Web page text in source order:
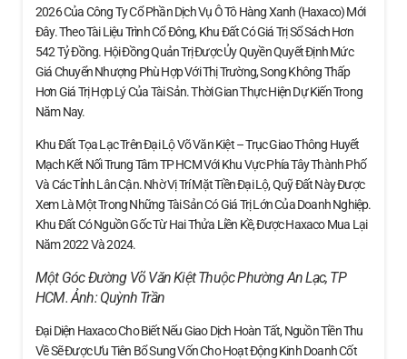
2026 Của Công Ty Cổ Phần Dịch Vụ Ô Tô Hàng Xanh (Haxaco) Mới
Đây. Theo Tài Liệu Trình Cổ Đông, Khu Đất Có Giá Trị Sổ Sách Hơn
542 Tỷ Đồng. Hội Đồng Quản Trị Được Ủy Quyền Quyết Định Mức
Giá Chuyển Nhượng Phù Hợp Với Thị Trường, Song Không Thấp
Hơn Giá Trị Hợp Lý Của Tài Sản. Thời Gian Thực Hiện Dự Kiến Trong
Năm Nay.
Khu Đất Tọa Lạc Trên Đại Lộ Võ Văn Kiệt – Trục Giao Thông Huyết
Mạch Kết Nối Trung Tâm TP HCM Với Khu Vực Phía Tây Thành Phố
Và Các Tỉnh Lân Cận. Nhờ Vị Trí Mặt Tiền Đại Lộ, Quỹ Đất Này Được
Xem Là Một Trong Những Tài Sản Có Giá Trị Lớn Của Doanh Nghiệp.
Khu Đất Có Nguồn Gốc Từ Hai Thửa Liền Kề, Được Haxaco Mua Lại
Năm 2022 Và 2024.
Một Góc Đường Võ Văn Kiệt Thuộc Phường An Lạc, TP
HCM. Ảnh:Quỳnh Trần
Đại Diện Haxaco Cho Biết Nếu Giao Dịch Hoàn Tất, Nguồn Tiền Thu
Về Sẽ Được Ưu Tiên Bổ Sung Vốn Cho Hoạt Động Kinh Doanh Cốt